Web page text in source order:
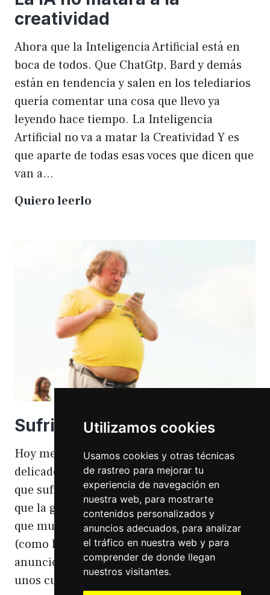
Utilizamos cookies
Usamos cookies y otras técnicas
de rastreo para mejorar tu
experiencia de navegación en
nuestra web, para mostrarte
contenidos personalizados y
anuncios adecuados, para analizar
el tráfico en nuestra web y para
comprender de donde llegan
nuestros visitantes.
creatividad
Ahora que la Inteligencia Artificial está en
boca de todos. Que ChatGtp, Bard y demás
están en tendencia y salen en los telediarios
quería comentar una cosa que llevo ya
leyendo hace tiempo. La Inteligencia
Artificial no va a matar la Creatividad Y es
que aparte de todas esas voces que dicen que
van a…
Quiero leerlo
matará
a
la
creatividad
Sufriendo la gordofobia
Hoy me apetece hablar de un temita
delicado. Hoy hablo de gordofobia. Una cosa
que sufro día si día también. Gordofobia Y es
que la gordofobia es algo que existe. Algo
que muchas personas sufrimos en silencio
(como las hemorroides, al igual que en el
anuncio). Nos están vendiendo siempre
unos cuerpos normativos y en…